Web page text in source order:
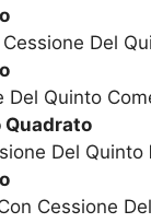
Cessione Del
Del Quinto
Quadrato
Del Quinto
Cessione